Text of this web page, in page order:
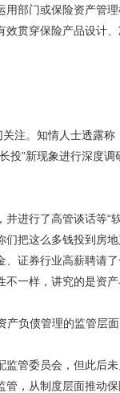
部门或保险资产管理
贯穿保险产品设计
注。知情人士透露称
投”新现象进行深度调
行了高管谈话等“软
把这么多钱投到房
证券行业高薪聘请
一样，讲究的是资
负债管理的监管层
管委员会，但此后未
，从制度层面推动